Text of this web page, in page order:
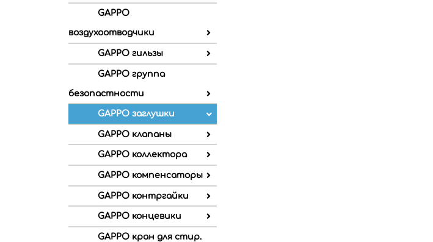
GAPPO
воздухоотводчики
GAPPO гильзы
GAPPO группа
безопастности
GAPPO заглушки
GAPPO клапаны
GAPPO коллектора
GAPPO компенсаторы
GAPPO контргайки
GAPPO концевики
GAPPO кран для стир.